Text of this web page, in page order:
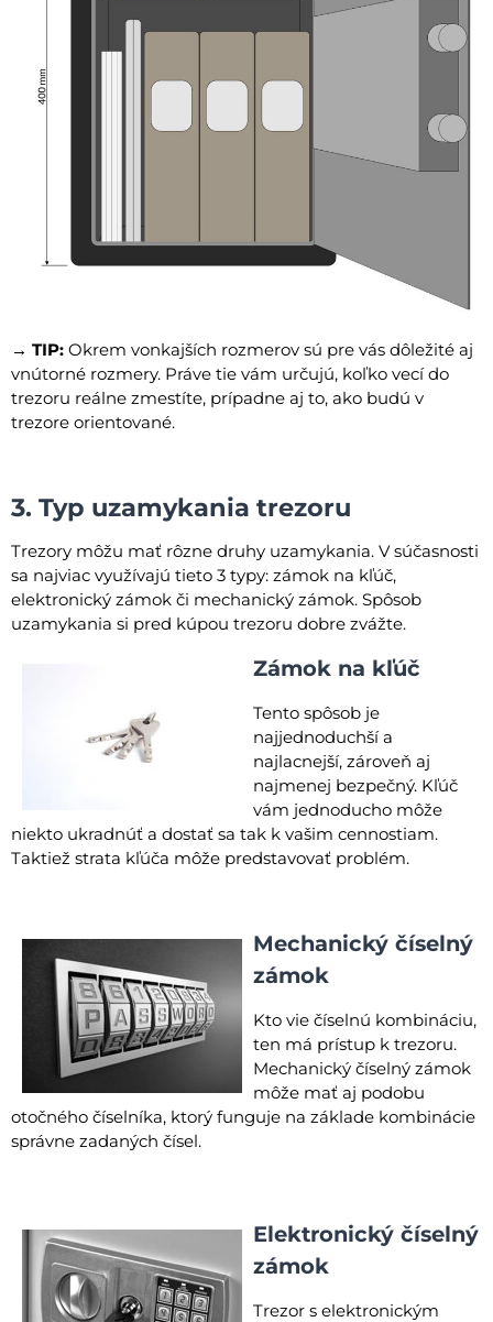
→ TIP: Okrem vonkajších rozmerov sú pre vás dôležité aj
vnútorné rozmery. Práve tie vám určujú, koľko vecí do
trezoru reálne zmestíte, prípadne aj to, ako budú v
trezore orientované.
3. Typ uzamykania trezoru
Trezory môžu mať rôzne druhy uzamykania. V súčasnosti
sa najviac využívajú tieto 3 typy: zámok na kľúč,
elektronický zámok či mechanický zámok. Spôsob
uzamykania si pred kúpou trezoru dobre zvážte.
Zámok na kľúč
Tento spôsob je
najjednoduchší a
najlacnejší, zároveň aj
najmenej bezpečný. Kľúč
vám jednoducho môže
niekto ukradnúť a dostať sa tak k vašim cennostiam.
Taktiež strata kľúča môže predstavovať problém.
Mechanický číselný
zámok
Kto vie číselnú kombináciu,
ten má prístup k trezoru.
Mechanický číselný zámok
môže mať aj podobu
otočného číselníka, ktorý funguje na základe kombinácie
správne zadaných čísel.
Elektronický číselný
zámok
Trezor s elektronickým